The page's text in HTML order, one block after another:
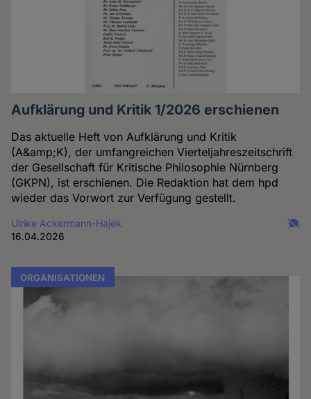
Aufklärung und Kritik 1/2026 erschienen
Das aktuelle Heft von Aufklärung und Kritik
(A&amp;K), der umfangreichen Vierteljahreszeitschrift
der Gesellschaft für Kritische Philosophie Nürnberg
(GKPN), ist erschienen. Die Redaktion hat dem hpd
wieder das Vorwort zur Verfügung gestellt.
Ulrike Ackermann-Hajek
16.04.2026
ORGANISATIONEN